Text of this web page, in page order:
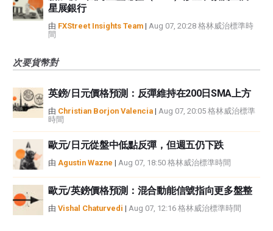
星展銀行
由 FXStreet Insights Team | Aug 07, 20:28 格林威治標準時
間
次要貨幣對
英鎊/日元價格預測：反彈維持在200日SMA上方
由 Christian Borjon Valencia | Aug 07, 20:05 格林威治標準
時間
歐元/日元從盤中低點反彈，但週五仍下跌
由 Agustin Wazne | Aug 07, 18:50 格林威治標準時間
歐元/英鎊價格預測：混合動能信號指向更多盤整
由 Vishal Chaturvedi | Aug 07, 12:16 格林威治標準時間